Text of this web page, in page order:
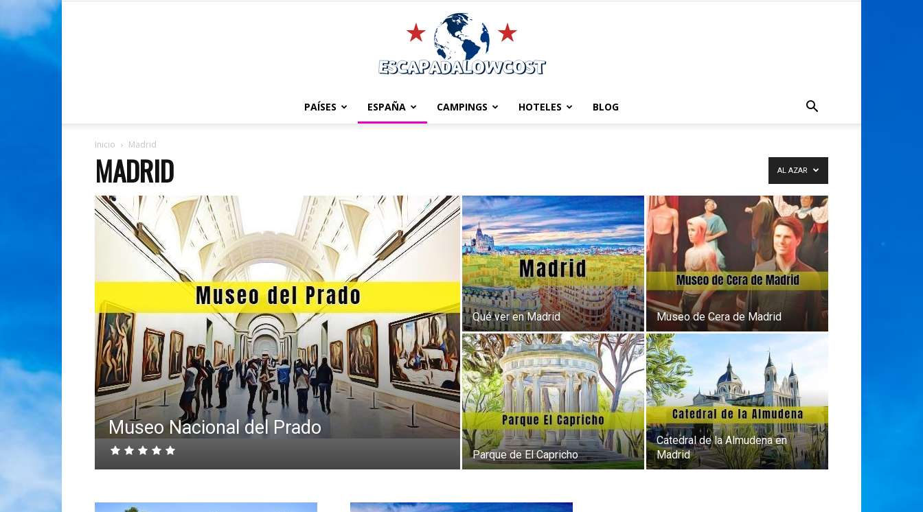
PAÍSES ESPAÑA CAMPINGS HOTELES BLOG
Inicio Madrid
MADRID AL AZAR
Museo Nacional del Prado
Qué ver en Madrid Museo de Cera de Madrid
Parque de El Capricho
Catedral de la Almudena en
Madrid